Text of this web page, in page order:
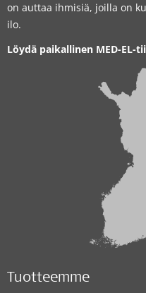
on auttaa ihmisiä, joilla on
ilo.
Löydä paikallinen MED-EL-
Tuotteemme